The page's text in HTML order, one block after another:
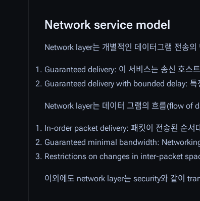
Network service model
Network layer는 개별적인 데이터그램 전송
Guaranteed delivery: 이 서비스는 송신 호스
Guaranteed delivery with bounded delay: 특
Network layer는 데이터 그램의 흐름(flow of
In-order packet delivery: 패킷이 전송된 순서
Guaranteed minimal bandwidth:
Restrictions on changes in inter-packet
이외에도 network layer는 security와 같이